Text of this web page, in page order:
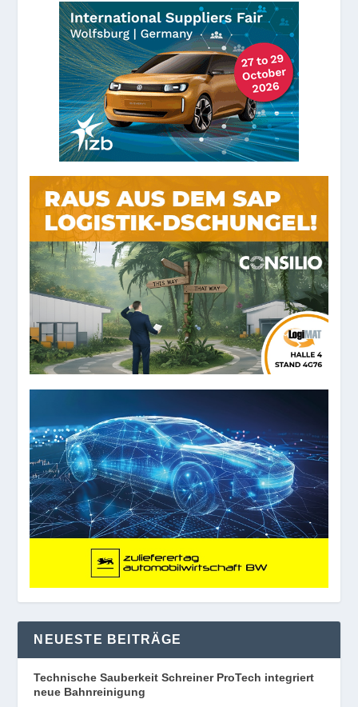
NEUESTE BEITRÄGE
Technische Sauberkeit Schreiner ProTech integriert
neue Bahnreinigung